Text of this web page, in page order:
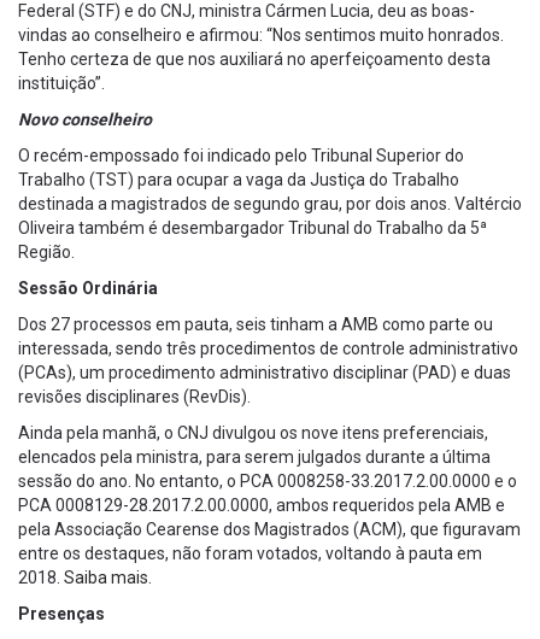
Federal (STF) e do CNJ, ministra Cármen Lucia, deu as boas-
vindas ao conselheiro e afirmou: “Nos sentimos muito honrados.
Tenho certeza de que nos auxiliará no aperfeiçoamento desta
instituição”.
Novo conselheiro
O recém-empossado foi indicado pelo Tribunal Superior do
Trabalho (TST) para ocupar a vaga da Justiça do Trabalho
destinada a magistrados de segundo grau, por dois anos. Valtércio
Oliveira também é desembargador Tribunal do Trabalho da 5ª
Região.
Sessão Ordinária
Dos 27 processos em pauta, seis tinham a AMB como parte ou
interessada, sendo três procedimentos de controle administrativo
(PCAs), um procedimento administrativo disciplinar (PAD) e duas
revisões disciplinares (RevDis).
Ainda pela manhã, o CNJ divulgou os nove itens preferenciais,
elencados pela ministra, para serem julgados durante a última
sessão do ano. No entanto, o PCA 0008258-33.2017.2.00.0000 e o
PCA 0008129-28.2017.2.00.0000, ambos requeridos pela AMB e
pela Associação Cearense dos Magistrados (ACM), que figuravam
entre os destaques, não foram votados, voltando à pauta em
2018. Saiba mais.
Presenças